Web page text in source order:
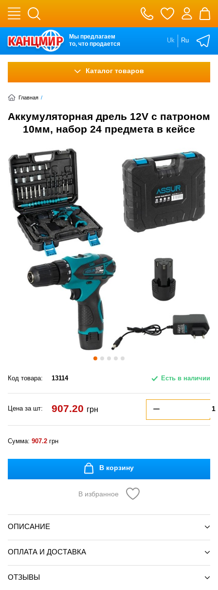
Мы предлагаем
то, что продается
Uk Ru
Каталог товаров
Главная /
Аккумуляторная дрель 12V с патроном
10мм, набор 24 предмета в кейсе
Код товара: 13114 Есть в наличии
Цена за шт: 907.20 грн
Сумма: 907.2 грн
В корзину
В избранное
ОПИСАНИЕ
ОПЛАТА И ДОСТАВКА
ОТЗЫВЫ